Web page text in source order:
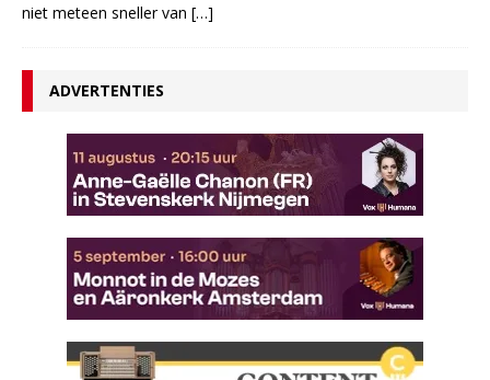
niet meteen sneller van […]
ADVERTENTIES